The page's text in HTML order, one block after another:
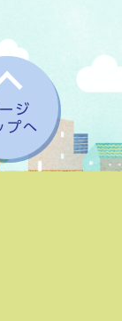
ジ
プへ